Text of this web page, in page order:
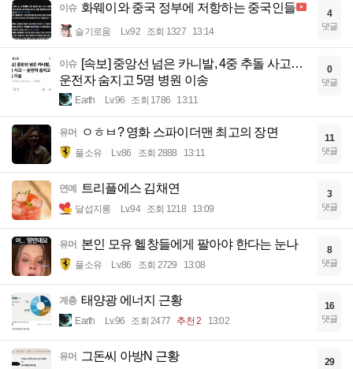
이슈 화웨이와 중국 정부에 저항하는 중국인들
슬기로움 Lv.92 조회 1327 13:14
4
댓글
이슈 [속보] 중앙선 넘은 카니발, 4중 추돌 사고…
운전자 숨지고 5명 병원 이송
Earth Lv.96 조회 1786 13:11
0
댓글
유머 ㅇㅎㅂ? 영화 스파이더맨 최고의 장면
풀소유 Lv.86 조회 2888 13:11
11
댓글
연예 트리플에스 김채연
달섭지롱 Lv.94 조회 1218 13:09
3
댓글
유머 본인 모유 헬창들에게 팔아야 한다는 눈나
풀소유 Lv.86 조회 2729 13:08
8
댓글
계층 태양광 에너지 근황
Earth Lv.96 조회 2477 추천 2 13:02
16
댓글
유머 그돈씨 아방N 근황 29